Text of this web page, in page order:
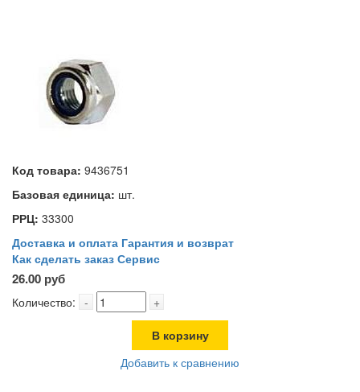
Код товара: 9436751
Базовая единица: шт.
РРЦ: 33300
Доставка и оплата Гарантия и возврат
Как сделать заказ Сервис
26.00 руб
Количество: - +
В корзину
Добавить к сравнению